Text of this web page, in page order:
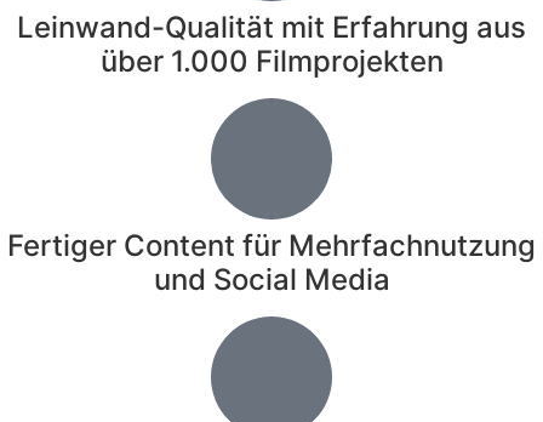
Leinwand-Qualität mit Erfahrung aus
über 1.000 Filmprojekten
Fertiger Content für Mehrfachnutzung
und Social Media